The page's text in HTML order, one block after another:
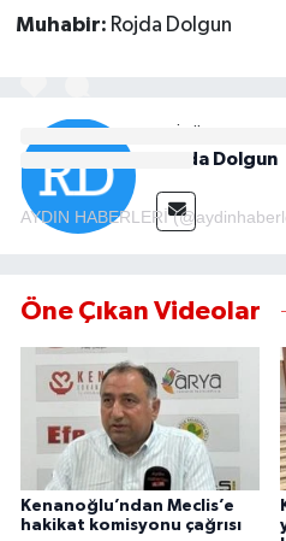
Muhabir: Rojda Dolgun
EDITÖR
Rojda Dolgun
Öne Çıkan Videolar
Kenanoğlu’ndan Meclis’e
hakikat komisyonu çağrısı
ÖZEL HABER
SAĞLIK
SİYASET
SPOR
TEKNOLOJİ
YAŞAM